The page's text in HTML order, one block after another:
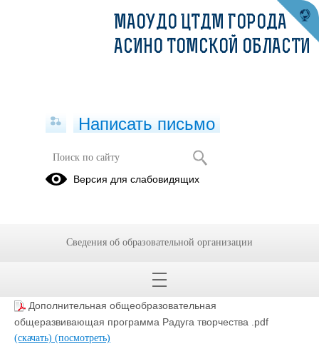
Дополнительная
общеобразовательная
Дополнительная общеобразовательная
общеразвивающая программа Радуга творчества .pdf
(скачать) (посмотреть)
МАОУДО ЦТДМ ГОРОДА
АСИНО ТОМСКОЙ ОБЛАСТИ
Написать письмо
Версия для слабовидящих
Сведения об образовательной организации